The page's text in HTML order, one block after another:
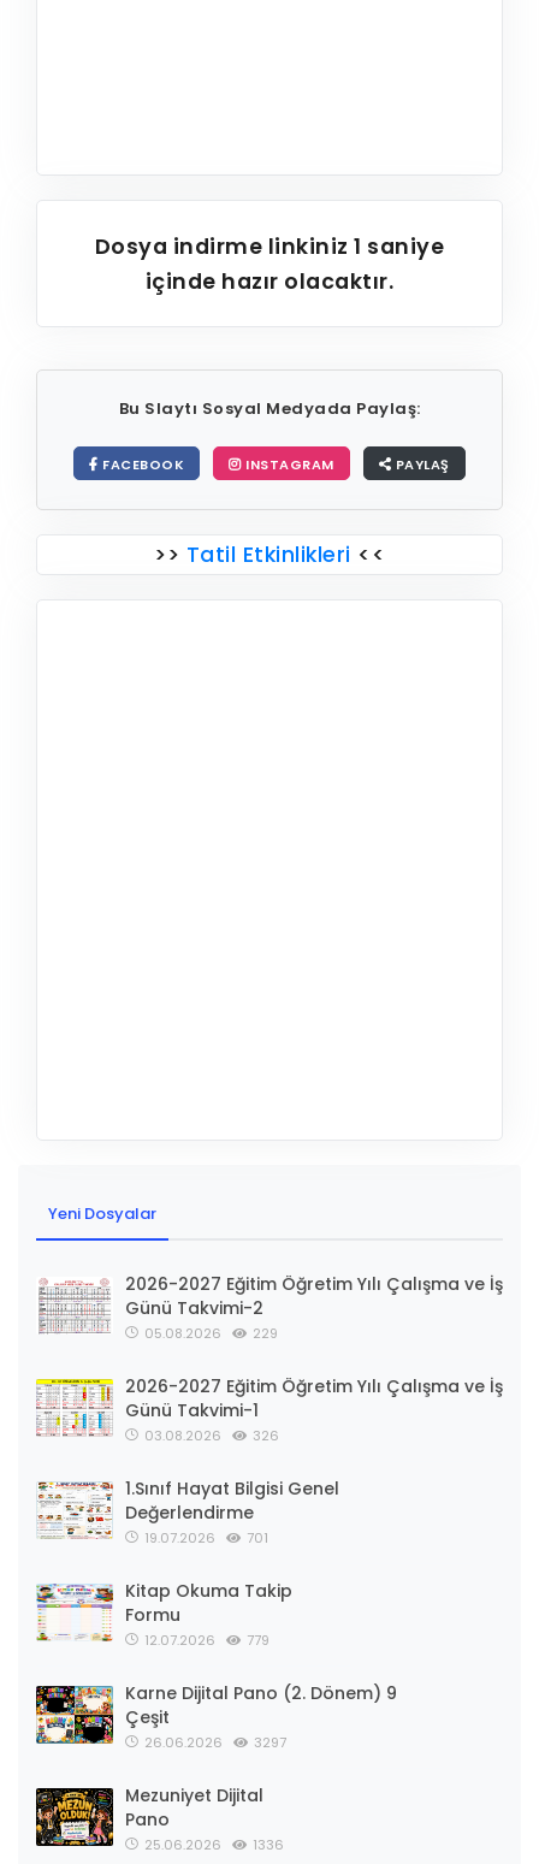
Dosya indirme linkiniz1 saniye
içinde hazır olacaktır.
Bu Slaytı Sosyal Medyada Paylaş:
FACEBOOK INSTAGRAM PAYLAŞ
>> Tatil Etkinlikleri <<
Yeni Dosyalar
2026-2027 Eğitim Öğretim Yılı Çalışma ve İş
Günü Takvimi-2
05.08.2026 229
2026-2027 Eğitim Öğretim Yılı Çalışma ve İş
Günü Takvimi-1
03.08.2026 326
1.Sınıf Hayat Bilgisi Genel
Değerlendirme
19.07.2026 701
Kitap Okuma Takip
Formu
12.07.2026 779
Karne Dijital Pano (2. Dönem) 9
Çeşit
26.06.2026 3297
Mezuniyet Dijital
Pano
25.06.2026 1336